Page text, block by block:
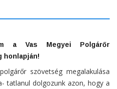
a Vas Megyei Polgárőr
honlapján!
szövetség megalakulása
tatlanul dolgozunk azon, hogy a